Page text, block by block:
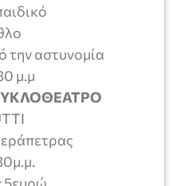
την αστυνομία
μ.μ